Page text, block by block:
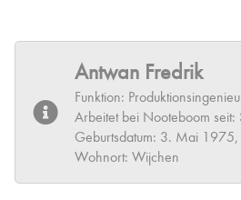
Antwan Fredrik
Funktion:
Arbeitet bei Nooteboom
Geburtsdatum: 3. Mai
Wohnort: Wijchen